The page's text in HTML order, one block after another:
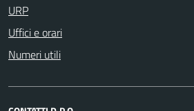
URP
Uffici e orari
Numeri utili